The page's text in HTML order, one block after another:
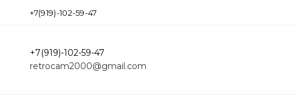
+7(919)-102-59-47
+7(919)-102-59-47
retrocam2000@gmail.com